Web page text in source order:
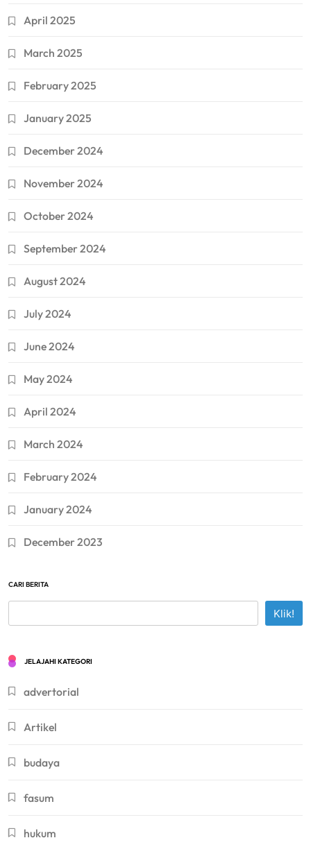
April 2025
March 2025
February 2025
January 2025
December 2024
November 2024
October 2024
September 2024
August 2024
July 2024
June 2024
May 2024
April 2024
March 2024
February 2024
January 2024
December 2023
CARI BERITA
Klik!
JELAJAHI KATEGORI
advertorial
Artikel
budaya
fasum
hukum